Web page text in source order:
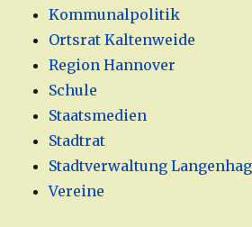
Kommunalpolitik
Ortsrat Kaltenweide
Region Hannover
Schule
Staatsmedien
Stadtrat
Stadtverwaltung
Vereine